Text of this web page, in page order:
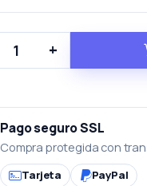
+
Pago seguro SSL
Compra protegida con
Tarjeta PayPal